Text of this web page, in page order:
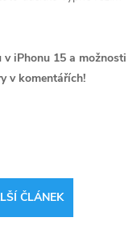
iPhonu 15 a možnosti
v komentářích!
ČLÁNEK